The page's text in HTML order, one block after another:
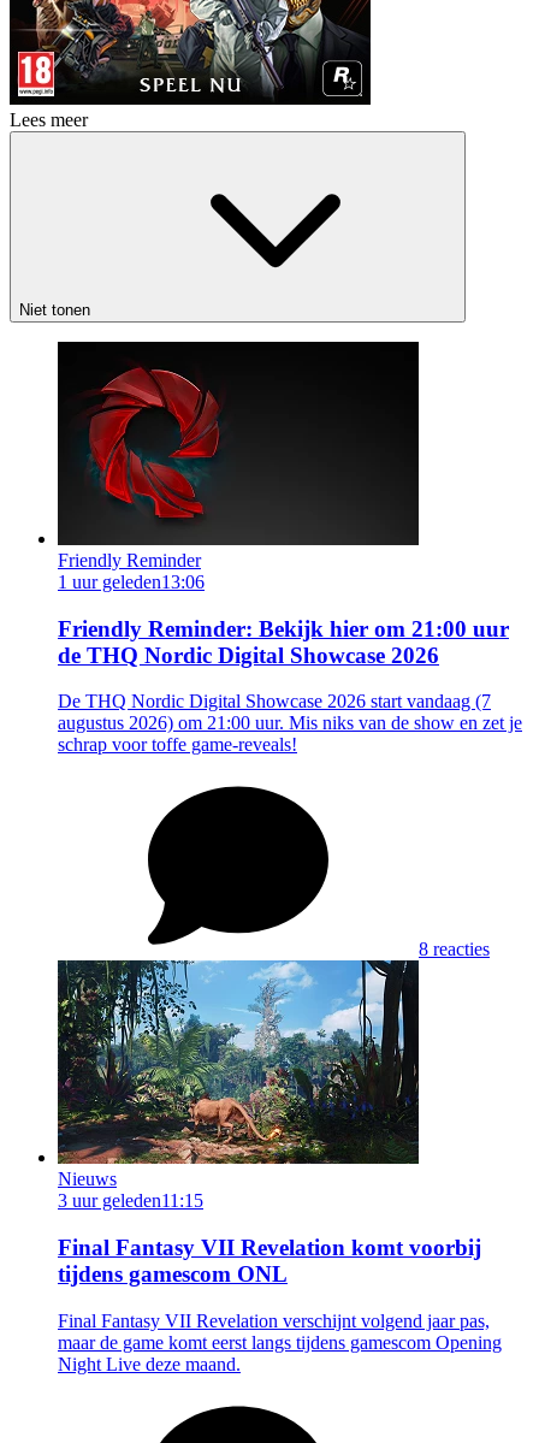
Lees meer
Niet tonen
Friendly Reminder
1 uur geleden13:06
Friendly Reminder: Bekijk hier om 21:00 uur
de THQ Nordic Digital Showcase 2026
De THQ Nordic Digital Showcase 2026 start vandaag (7
augustus 2026) om 21:00 uur. Mis niks van de show en zet je
schrap voor toffe game-reveals!
8 reacties
Nieuws
3 uur geleden11:15
Final Fantasy VII Revelation komt voorbij
tijdens gamescom ONL
Final Fantasy VII Revelation verschijnt volgend jaar pas,
maar de game komt eerst langs tijdens gamescom Opening
Night Live deze maand.